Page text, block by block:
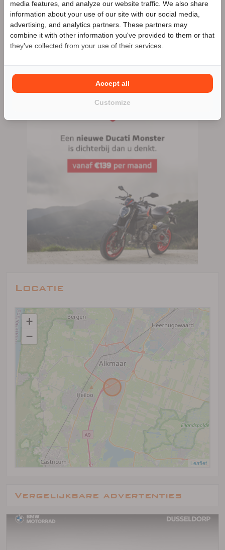
Alkmaar
159 advertenties (159 actief)
Locatie
+
−
Leaflet
Vergelijkbare advertenties
Benieuwd naar de speciale Motor2go prijs? Bel
5400042
media features, and analyze our website traffic. We also share
information about your use of our site with our social media,
advertising, and analytics partners. These partners may
combine it with other information you've provided to them or that
they've collected from your use of their services.
Customize
Accept all